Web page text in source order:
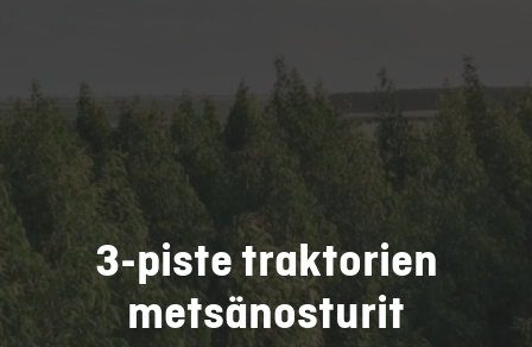
3-piste traktorien
metsänosturit